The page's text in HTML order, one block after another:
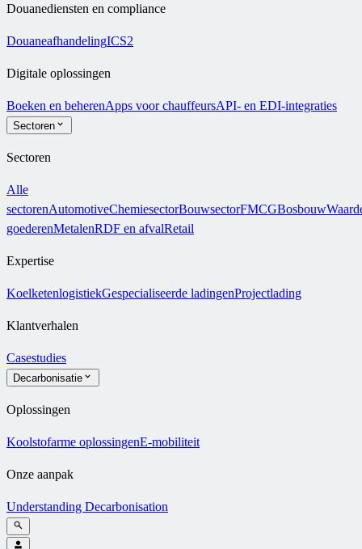
Douanediensten en compliance
DouaneafhandelingICS2
Digitale oplossingen
Boeken en beherenApps voor chauffeursAPI- en EDI-integraties
Sectoren
Sectoren
Alle
sectorenAutomotiveChemiesectorBouwsectorFMCGBosbouw
goederenMetalenRDF en afvalRetail
Expertise
KoelketenlogistiekGespecialiseerde ladingenProjectlading
Klantverhalen
Casestudies
Decarbonisatie
Oplossingen
Koolstofarme oplossingenE-mobiliteit
Onze aanpak
Understanding Decarbonisation